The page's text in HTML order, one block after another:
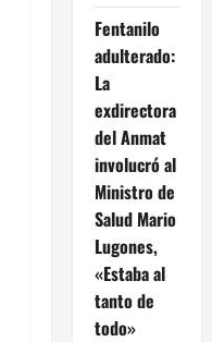
Fentanilo
adulterado:
La
exdirectora
del Anmat
involucró al
Ministro de
Salud Mario
Lugones,
«Estaba al
tanto de
todo»